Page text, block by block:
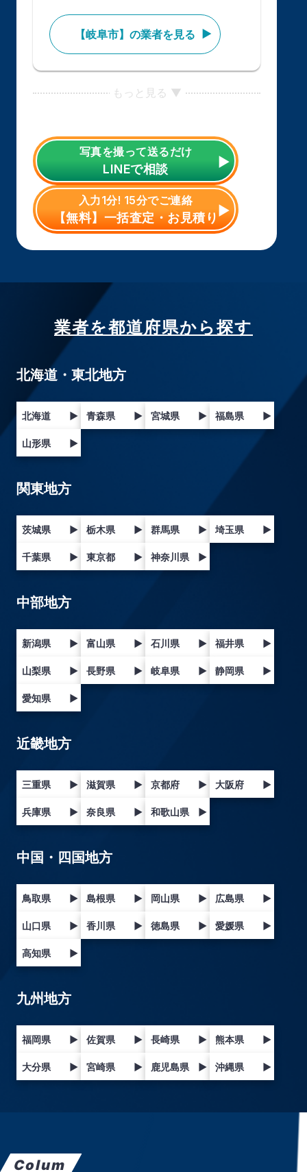
【岐阜市】の業者を見る
もっと見る ▼
写真を撮って送るだけ
LINEで相談
入力1分! 15分でご連絡
【無料】一括査定・お見積り
業者を都道府県から探す
北海道・東北地方
北海道 ▶ 青森県 ▶ 宮城県 ▶ 福島県 ▶
山形県 ▶
関東地方
茨城県 ▶ 栃木県 ▶ 群馬県 ▶ 埼玉県 ▶
千葉県 ▶ 東京都 ▶ 神奈川県 ▶
中部地方
新潟県 ▶ 富山県 ▶ 石川県 ▶ 福井県 ▶
山梨県 ▶ 長野県 ▶ 岐阜県 ▶ 静岡県 ▶
愛知県 ▶
近畿地方
三重県 ▶ 滋賀県 ▶ 京都府 ▶ 大阪府 ▶
兵庫県 ▶ 奈良県 ▶ 和歌山県 ▶
中国・四国地方
鳥取県 ▶ 島根県 ▶ 岡山県 ▶ 広島県 ▶
山口県 ▶ 香川県 ▶ 徳島県 ▶ 愛媛県 ▶
高知県 ▶
九州地方
福岡県 ▶ 佐賀県 ▶ 長崎県 ▶ 熊本県 ▶
大分県 ▶ 宮崎県 ▶ 鹿児島県 ▶ 沖縄県 ▶
Colum